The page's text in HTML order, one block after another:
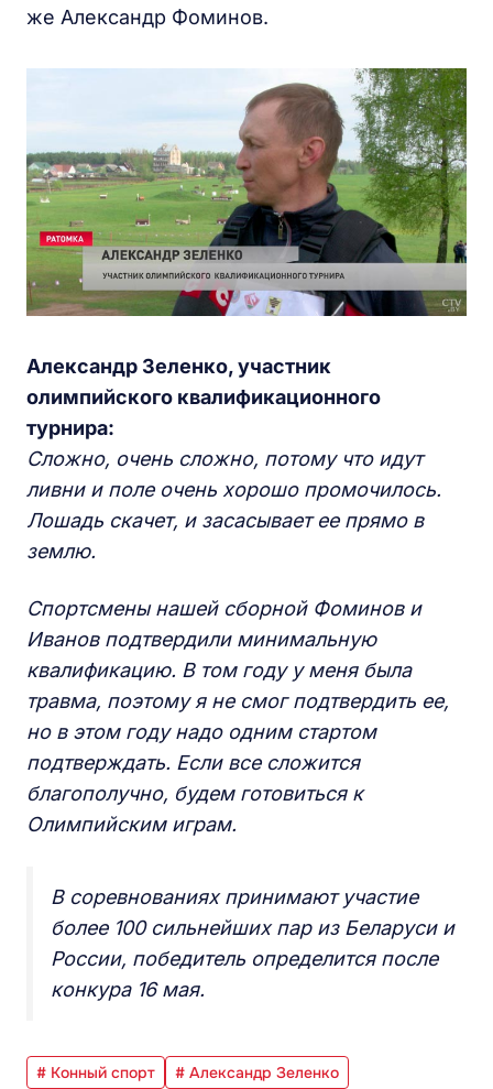
же Александр Фоминов.
Александр Зеленко, участник
олимпийского квалификационного
турнира:
Сложно, очень сложно, потому что идут
ливни и поле очень хорошо промочилось.
Лошадь скачет, и засасывает ее прямо в
землю.
Спортсмены нашей сборной Фоминов и
Иванов подтвердили минимальную
квалификацию. В том году у меня была
травма, поэтому я не смог подтвердить ее,
но в этом году надо одним стартом
подтверждать. Если все сложится
благополучно, будем готовиться к
Олимпийским играм.
В соревнованиях принимают участие
более 100 сильнейших пар из Беларуси и
России, победитель определится после
конкура 16 мая.
# Конный спорт # Александр Зеленко